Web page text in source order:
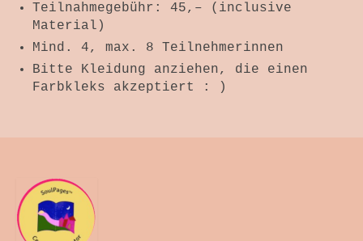
Teilnahmegebühr: 45,– (inclusive
Material)
Mind. 4, max. 8 Teilnehmerinnen
Bitte Kleidung anziehen, die einen
Farbkleks akzeptiert : )